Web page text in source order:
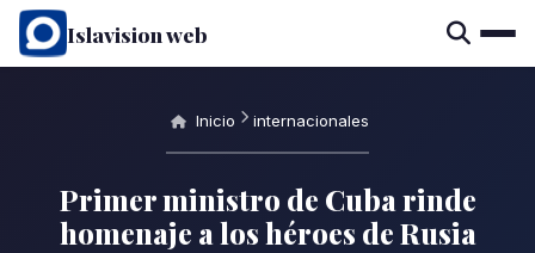
Islavision web
Inicio internacionales
Primer ministro de Cuba rinde
homenaje a los héroes de Rusia